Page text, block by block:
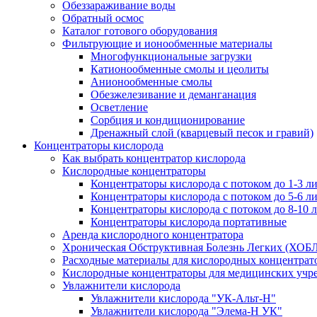
Обеззараживание воды
Обратный осмос
Каталог готового оборудования
Фильтрующие и ионообменные материалы
Многофункциональные загрузки
Катионообменные смолы и цеолиты
Анионообменные смолы
Обезжелезивание и деманганация
Осветление
Сорбция и кондиционирование
Дренажный слой (кварцевый песок и гравий)
Концентраторы кислорода
Как выбрать концентратор кислорода
Кислородные концентраторы
Концентраторы кислорода с потоком до 1-3
Концентраторы кислорода с потоком до 5-6
Концентраторы кислорода с потоком до 8-10
Концентраторы кислорода портативные
Аренда кислородного концентратора
Хроническая Обструктивная Болезнь Легких
Расходные материалы для кислородных
Кислородные концентраторы для медицинских
Увлажнители кислорода
Увлажнители кислорода "УК-Альт-Н"
Увлажнители кислорода "Элема-Н УК"